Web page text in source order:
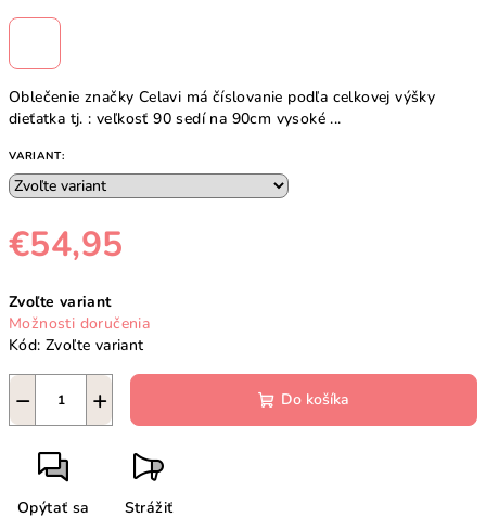
Oblečenie značky Celavi má číslovanie podľa celkovej výšky
dieťatka tj. : veľkosť 90 sedí na 90cm vysoké ...
VARIANT:
€54,95
cena:
Zvoľte variant
Možnosti doručenia
Kód: Zvoľte variant
+
− Do košíka
Opýtať sa Strážiť